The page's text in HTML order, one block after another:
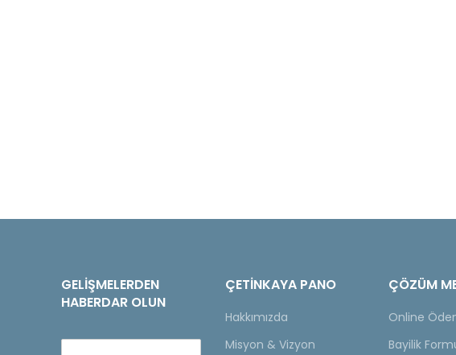
GELIŞMELERDEN
HABERDAR OLUN
ÇETINKAYA PANO
Hakkımızda
Misyon & Vizyon
ÇÖZÜM
Online
Bayilik